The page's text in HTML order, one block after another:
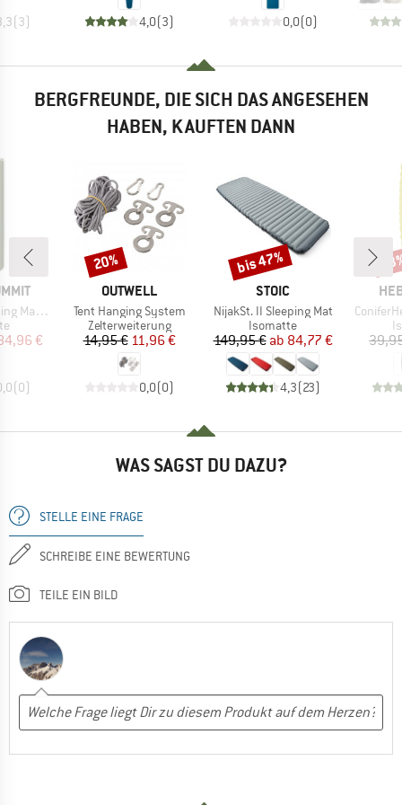
(3) 4,0(3) 0,0(0)
BERGFREUNDE, DIE SICH DAS ANGESEHEN
HABEN, KAUFTEN DANN
Preis
€
(0)
MARKE
OUTWELL
Artikel
Tent Hanging System
Produktgruppe
Zelterweiterung
Preis
14,95 €reduzierter Preis
11,96 €
0,0(0)
Rabatt
20%
MARKE
STOIC
Artikel
NijakSt. II Sleeping Mat
Produktgruppe
Isomatte
Preis
149,95 € reduzierter Preis
ab 84,77 €
4,3(23)
Rabatt
bis 47%
Artikel
WAS SAGST DU DAZU?
STELLE EINE FRAGE
SCHREIBE EINE BEWERTUNG
TEILE EIN BILD